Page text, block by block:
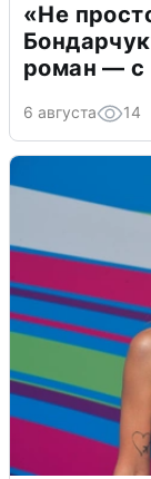
«Не
роман — с
6 августа 14